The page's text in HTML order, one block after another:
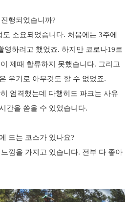
행되었습니까?
도 소요되었습니다. 처음에는 3주에
영하려고 했었죠. 하지만 코로나19로
제때 합류하지 못했습니다. 그리고
우기로 아무것도 할 수 없었죠.
엄격했는데 다행히도 파크는 사유
간을 쏟을 수 있었습니다.
드는 코스가 있나요?
낌을 가지고 있습니다. 전부 다 좋아